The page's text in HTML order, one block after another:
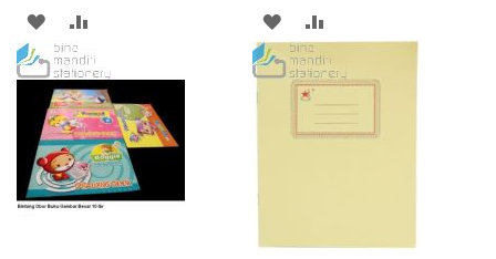
ADD
TO
WISH
LIST
TO
COMPARE
ADD
TO
WISH
LIST
TO